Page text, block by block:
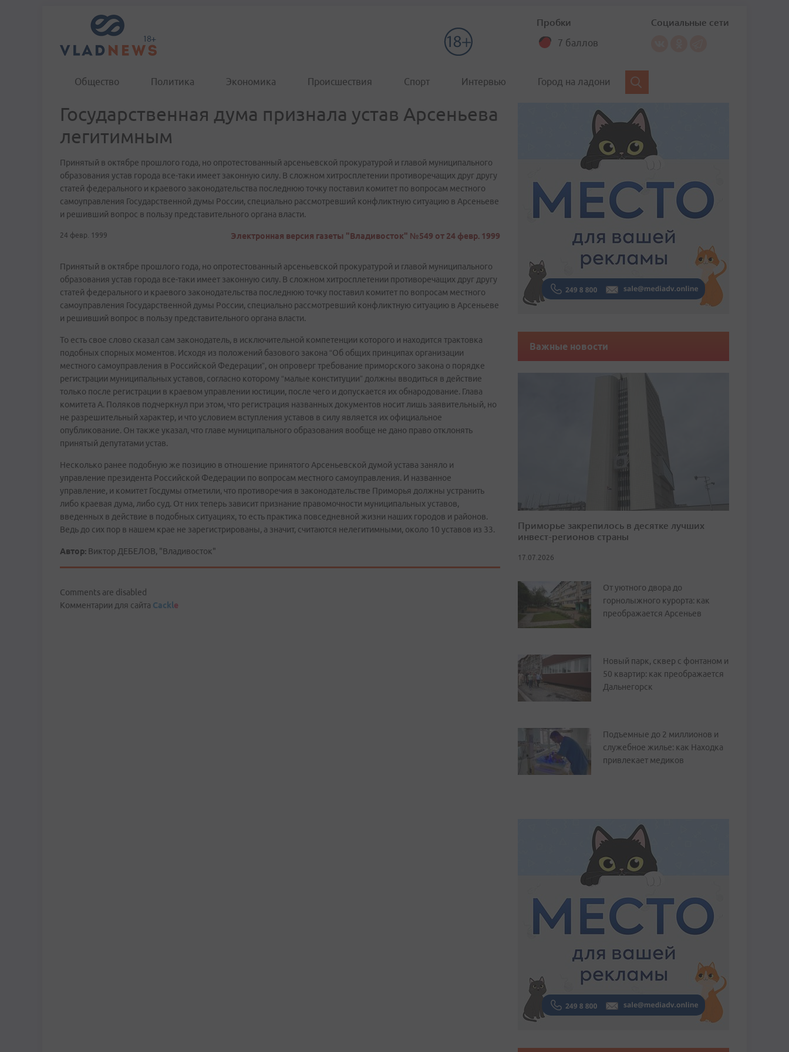
Пробки
7 баллов
Социальные сети
Общество Политика Экономика Происшествия Спорт Интервью Город на ладони
Государственная дума признала устав Арсеньева
легитимным
Принятый в октябре прошлого года, но опротестованный арсеньевской прокуратурой и главой муниципального
образования устав города все-таки имеет законную силу. В сложном хитросплетении противоречащих друг другу
статей федерального и краевого законодательства последнюю точку поставил комитет по вопросам местного
самоуправления Государственной думы России, специально рассмотревший конфликтную ситуацию в Арсеньеве
и решивший вопрос в пользу представительного органа власти.
24 февр. 1999 Электронная версия газеты "Владивосток" №549 от 24 февр. 1999
Принятый в октябре прошлого года, но опротестованный арсеньевской прокуратурой и главой муниципального
образования устав города все-таки имеет законную силу. В сложном хитросплетении противоречащих друг другу
статей федерального и краевого законодательства последнюю точку поставил комитет по вопросам местного
самоуправления Государственной думы России, специально рассмотревший конфликтную ситуацию в Арсеньеве
и решивший вопрос в пользу представительного органа власти.
То есть свое слово сказал сам законодатель, в исключительной компетенции которого и находится трактовка
подобных спорных моментов. Исходя из положений базового закона “Об общих принципах организации
местного самоуправления в Российской Федерации”, он опроверг требование приморского закона о порядке
регистрации муниципальных уставов, согласно которому “малые конституции” должны вводиться в действие
только после регистрации в краевом управлении юстиции, после чего и допускается их обнародование. Глава
комитета А. Поляков подчеркнул при этом, что регистрация названных документов носит лишь заявительный, но
не разрешительный характер, и что условием вступления уставов в силу является их официальное
опубликование. Он также указал, что главе муниципального образования вообще не дано право отклонять
принятый депутатами устав.
Несколько ранее подобную же позицию в отношение принятого Арсеньевской думой устава заняло и
управление президента Российской Федерации по вопросам местного самоуправления. И названное
управление, и комитет Госдумы отметили, что противоречия в законодательстве Приморья должны устранить
либо краевая дума, либо суд. От них теперь зависит признание правомочности муниципальных уставов,
введенных в действие в подобных ситуациях, то есть практика повседневной жизни наших городов и районов.
Ведь до сих пор в нашем крае не зарегистрированы, а значит, считаются нелегитимными, около 10 уставов из 33.
Автор: Виктор ДЕБЕЛОВ, "Владивосток"
Comments are disabled
Комментарии для сайта Cackle
Важные новости
Приморье закрепилось в десятке лучших
инвест-регионов страны
17.07.2026
От уютного двора до
горнолыжного курорта: как
преображается Арсеньев
Новый парк, сквер с фонтаном и
50 квартир: как преображается
Дальнегорск
Подъемные до 2 миллионов и
служебное жилье: как Находка
привлекает медиков